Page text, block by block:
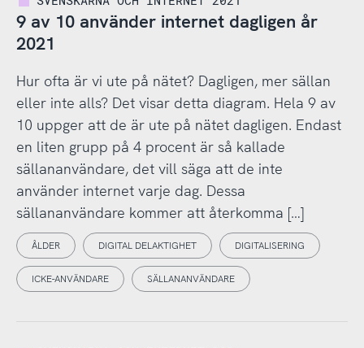
9 av 10 använder internet dagligen år
2021
Hur ofta är vi ute på nätet? Dagligen, mer sällan
eller inte alls? Det visar detta diagram. Hela 9 av
10 uppger att de är ute på nätet dagligen. Endast
en liten grupp på 4 procent är så kallade
sällananvändare, det vill säga att de inte
använder internet varje dag. Dessa
sällananvändare kommer att återkomma […]
ÅLDER DIGITAL DELAKTIGHET DIGITALISERING
ICKE-ANVÄNDARE SÄLLANANVÄNDARE